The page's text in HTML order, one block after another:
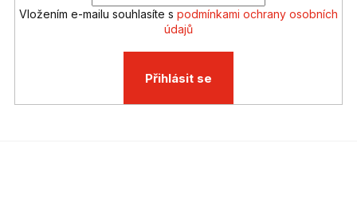
ý
p
s
Vložením e-mailu souhlasíte s podmínkami ochrany osobních
údajů
Přihlásit se